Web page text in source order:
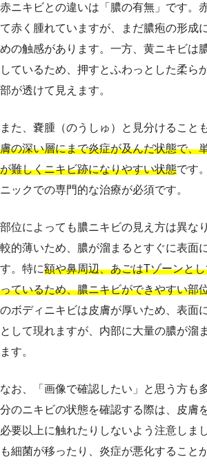
赤ニキビとの違いは「膿の有無」です。
て赤く腫れていますが、まだ膿疱の形成
めの触感があります。一方、黄ニキビは
しているため、押すとふわっとした柔ら
部が透けて見えます。
また、嚢腫（のうしゅ）と見分けること
膚の深い層にまで炎症が及んだ状態で、
が難しくニキビ跡になりやすい状態です
ニックでの専門的な治療が必須です。
部位によっても膿ニキビの見え方は異な
較的薄いため、膿が溜まるとすぐに表面
す。特に額や鼻周辺、あごはTゾーンと
っているため、膿ニキビができやすい部
のボディニキビは皮膚が厚いため、表面
として現れますが、内部に大量の膿が溜
ます。
なお、「画像で確認したい」と思う方も
分のニキビの状態を確認する際は、皮膚
必要以上に触れたりしないよう注意しま
も細菌が移ったり、炎症が悪化すること